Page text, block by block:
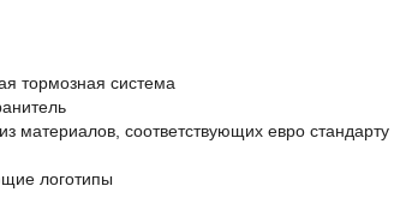
тормозная система
материалов, соответствующих евро стандарту
логотипы